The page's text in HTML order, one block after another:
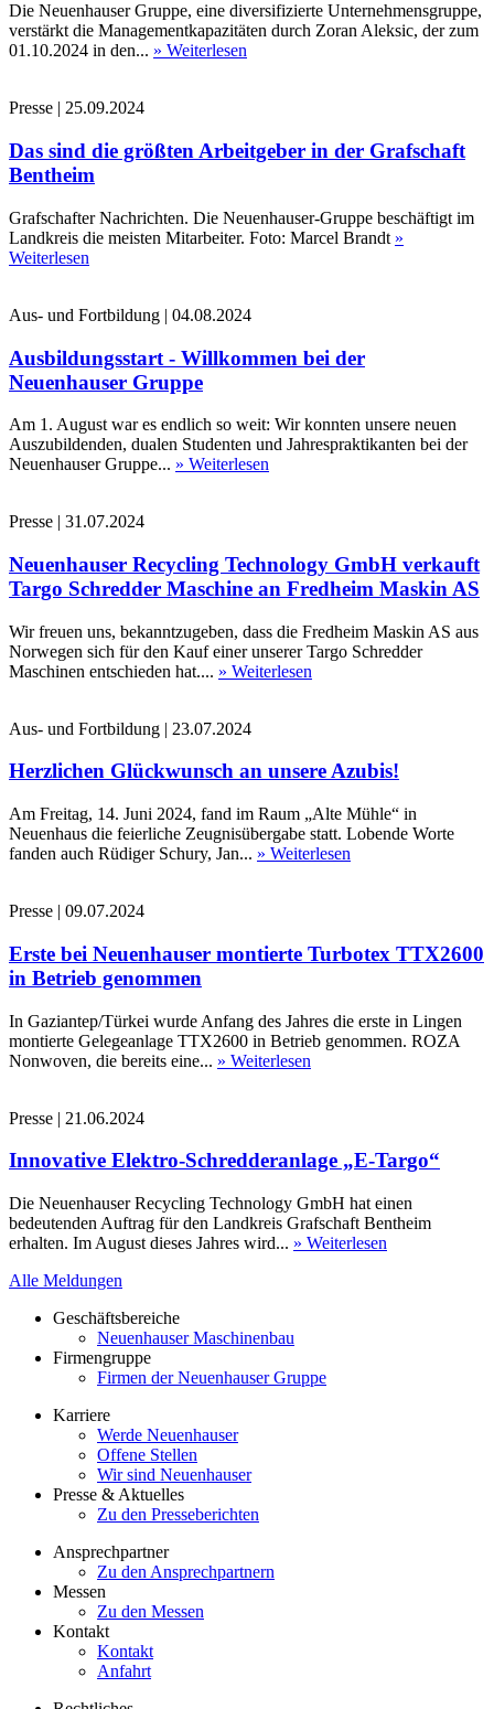
Die Neuenhauser Gruppe, eine diversifizierte Unternehmensgruppe,
verstärkt die Managementkapazitäten durch Zoran Aleksic, der zum
01.10.2024 in den... » Weiterlesen
Presse | 25.09.2024
Das sind die größten Arbeitgeber in der Grafschaft
Bentheim
Grafschafter Nachrichten. Die Neuenhauser-Gruppe beschäftigt im
Landkreis die meisten Mitarbeiter. Foto: Marcel Brandt »
Weiterlesen
Aus- und Fortbildung | 04.08.2024
Ausbildungsstart - Willkommen bei der
Neuenhauser Gruppe
Am 1. August war es endlich so weit: Wir konnten unsere neuen
Auszubildenden, dualen Studenten und Jahrespraktikanten bei der
Neuenhauser Gruppe... » Weiterlesen
Presse | 31.07.2024
Neuenhauser Recycling Technology GmbH verkauft
Targo Schredder Maschine an Fredheim Maskin AS
Wir freuen uns, bekanntzugeben, dass die Fredheim Maskin AS aus
Norwegen sich für den Kauf einer unserer Targo Schredder
Maschinen entschieden hat.... » Weiterlesen
Aus- und Fortbildung | 23.07.2024
Herzlichen Glückwunsch an unsere Azubis!
Am Freitag, 14. Juni 2024, fand im Raum „Alte Mühle“ in
Neuenhaus die feierliche Zeugnisübergabe statt. Lobende Worte
fanden auch Rüdiger Schury, Jan... » Weiterlesen
Presse | 09.07.2024
Erste bei Neuenhauser montierte Turbotex TTX2600
in Betrieb genommen
In Gaziantep/Türkei wurde Anfang des Jahres die erste in Lingen
montierte Gelegeanlage TTX2600 in Betrieb genommen. ROZA
Nonwoven, die bereits eine... » Weiterlesen
Presse | 21.06.2024
Innovative Elektro-Schredderanlage „E-Targo“
Die Neuenhauser Recycling Technology GmbH hat einen
bedeutenden Auftrag für den Landkreis Grafschaft Bentheim
erhalten. Im August dieses Jahres wird... » Weiterlesen
Alle Meldungen
Geschäftsbereiche
Neuenhauser Maschinenbau
Firmengruppe
Firmen der Neuenhauser Gruppe
Karriere
Werde Neuenhauser
Offene Stellen
Wir sind Neuenhauser
Presse & Aktuelles
Zu den Presseberichten
Ansprechpartner
Zu den Ansprechpartnern
Messen
Zu den Messen
Kontakt
Kontakt
Anfahrt